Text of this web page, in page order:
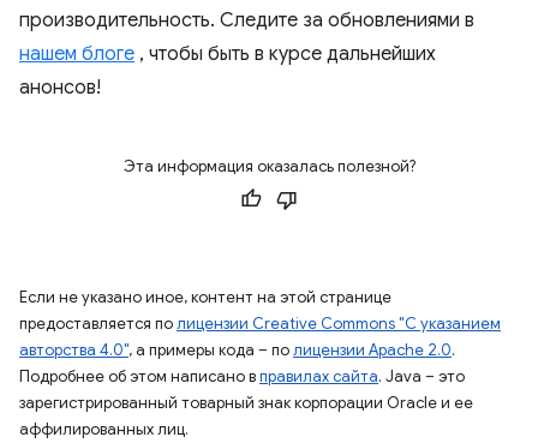
производительность. Следите за обновлениями в
нашем блоге , чтобы быть в курсе дальнейших
анонсов!
Эта информация оказалась полезной?
Если не указано иное, контент на этой странице
предоставляется полицензии Creative Commons "С указанием
авторства 4.0", а примеры кода – полицензии Apache 2.0.
Подробнее об этом написано вправилах сайта. Java – это
зарегистрированный товарный знак корпорации Oracle и ее
аффилированных лиц.